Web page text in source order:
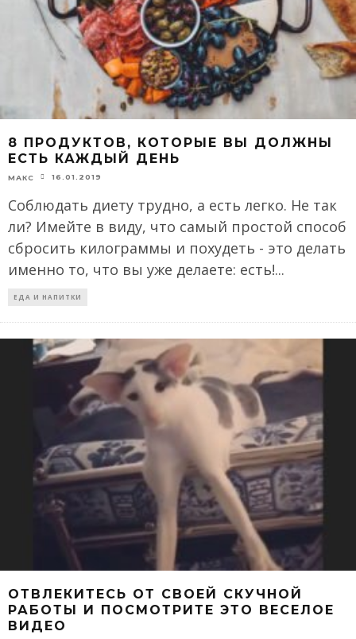
8 ПРОДУКТОВ, КОТОРЫЕ ВЫ ДОЛЖНЫ
ЕСТЬ КАЖДЫЙ ДЕНЬ
МАКС 16.01.2019
Соблюдать диету трудно, а есть легко. Не так
ли? Имейте в виду, что самый простой способ
сбросить килограммы и похудеть - это делать
именно то, что вы уже делаете: есть!...
ЕДА И НАПИТКИ
ОТВЛЕКИТЕСЬ ОТ СВОЕЙ СКУЧНОЙ
РАБОТЫ И ПОСМОТРИТЕ ЭТО ВЕСЕЛОЕ
ВИДЕО